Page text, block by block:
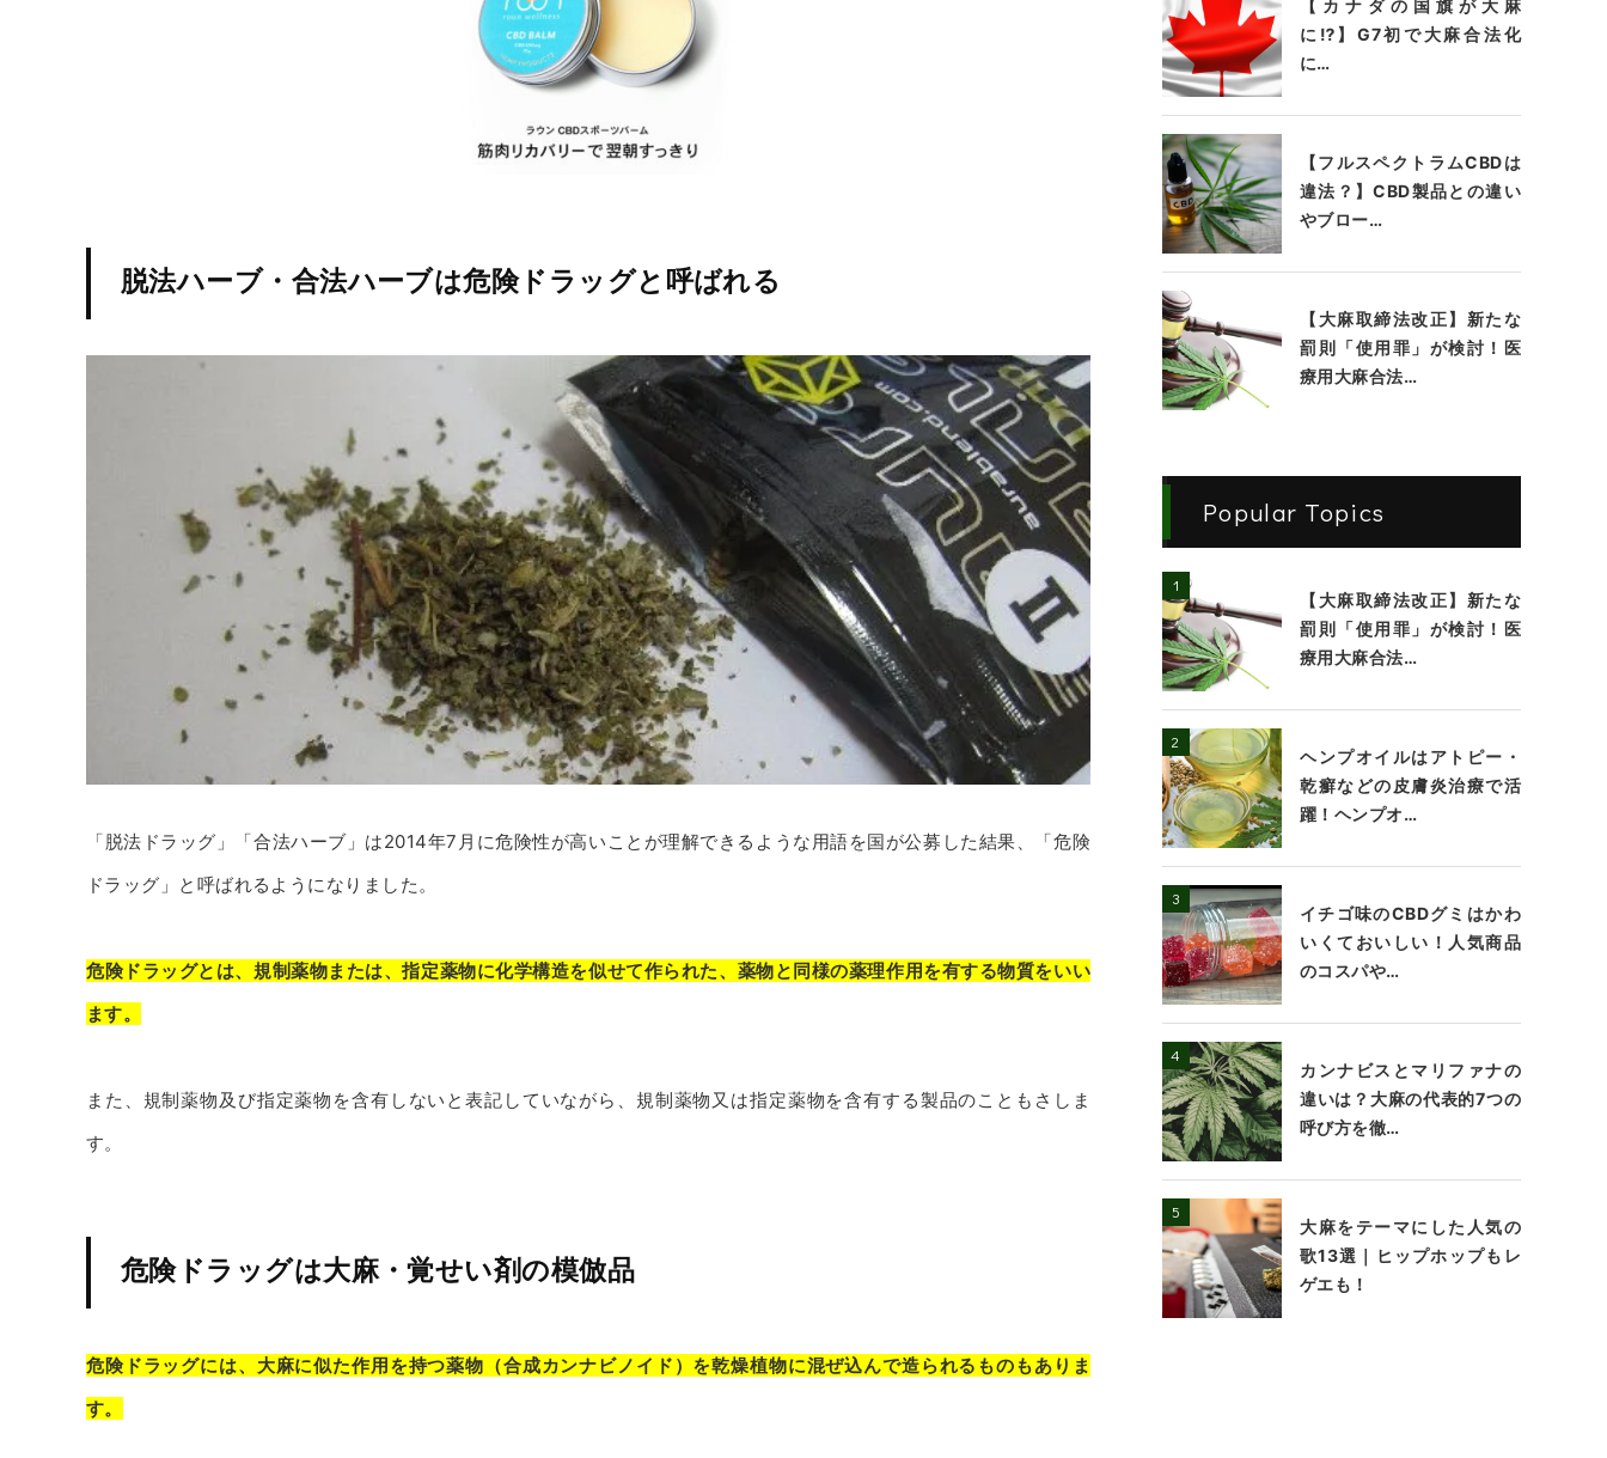
脱法ハーブ・合法ハーブは危険ドラッグと呼ばれる
「脱法ドラッグ」「合法ハーブ」は2014年7月に危険性が高いことが理解できるような用語を国が公募した結果、「危険
ドラッグ」と呼ばれるようになりました。
危険ドラッグとは、規制薬物または、指定薬物に化学構造を似せて作られた、薬物と同様の薬理作用を有する物質をいい
ます。
また、規制薬物及び指定薬物を含有しないと表記していながら、規制薬物又は指定薬物を含有する製品のこともさしま
す。
危険ドラッグは大麻・覚せい剤の模倣品
危険ドラッグには、大麻に似た作用を持つ薬物（合成カンナビノイド）を乾燥植物に混ぜ込んで造られるものもありま
す。
【カナダの国旗が大麻
に⁉】G7初で大麻合法化
に…
【フルスペクトラムCBDは
違法？】CBD製品との違い
やブロー…
【大麻取締法改正】新たな
罰則「使用罪」が検討！医
療用大麻合法…
Popular Topics
【大麻取締法改正】新たな
罰則「使用罪」が検討！医
療用大麻合法…
ヘンプオイルはアトピー・
乾癬などの皮膚炎治療で活
躍！ヘンプオ…
イチゴ味のCBDグミはかわ
いくておいしい！人気商品
のコスパや…
カンナビスとマリファナの
違いは？大麻の代表的7つの
呼び方を徹…
大麻をテーマにした人気の
歌13選｜ヒップホップもレ
ゲエも！